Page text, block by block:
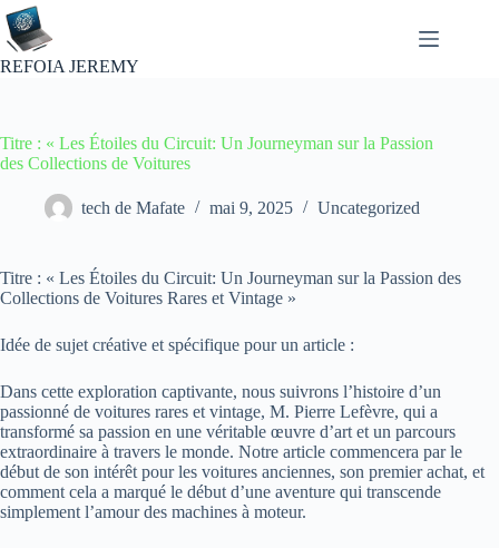
Passer
au
contenu
REFOIA JEREMY
Titre : « Les Étoiles du Circuit: Un Journeyman sur la Passion
des Collections de Voitures
tech de Mafate mai 9, 2025 Uncategorized
Titre : « Les Étoiles du Circuit: Un Journeyman sur la Passion des
Collections de Voitures Rares et Vintage »
Idée de sujet créative et spécifique pour un article :
Dans cette exploration captivante, nous suivrons l’histoire d’un
passionné de voitures rares et vintage, M. Pierre Lefèvre, qui a
transformé sa passion en une véritable œuvre d’art et un parcours
extraordinaire à travers le monde. Notre article commencera par le
début de son intérêt pour les voitures anciennes, son premier achat, et
comment cela a marqué le début d’une aventure qui transcende
simplement l’amour des machines à moteur.